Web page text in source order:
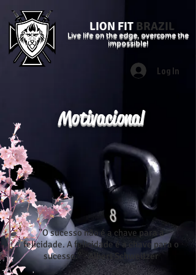
LION FIT BRAZIL
Live life on the edge, overcome the
impossible!
Log In
Motivacional
"O sucesso não é a chave para a
felicidade. A felicidade é a chave para o
sucesso." - Albert Schweitzer